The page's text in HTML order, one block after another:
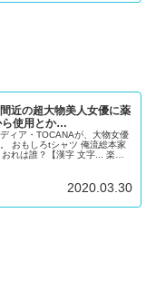
近の超大物美人女優に薬
ら使用とか…
ィア・TOCANAが、大物女優
おもしろtシャツ 俺流総本家
れは誰？【漢字 文字... 楽天
2020.03.30